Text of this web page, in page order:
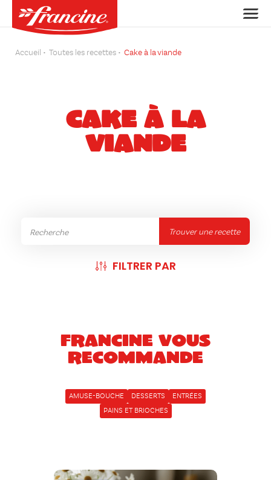
Accueil Toutes les recettes Cake à la viande
CAKE À LA
VIANDE
Trouver une recette
FILTRER PAR
Francine vous
recommande
AMUSE-BOUCHE DESSERTS
ENTRÉES
PAINS ET BRIOCHES